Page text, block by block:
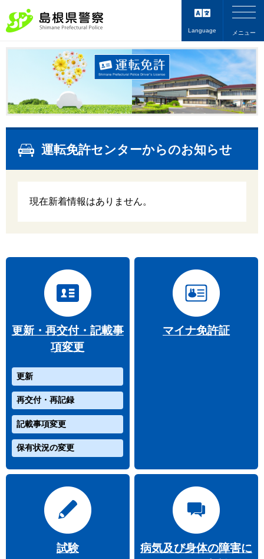
Language メニュー
運転免許センターからのお知らせ
現在新着情報はありません。
更新・再交付・記載事
項変更
更新
再交付・再記録
記載事項変更
保有状況の変更
マイナ免許証
試験
病気及び身体の障害に